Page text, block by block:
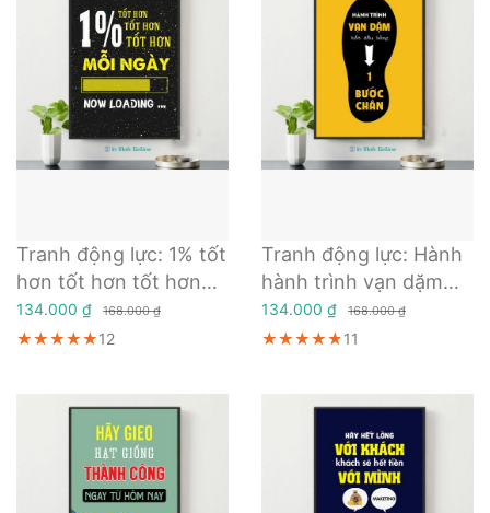
Tranh động lực: 1% tốt
hơn tốt hơn tốt hơn
Mỗi ngày
134.000 ₫ 168.000 ₫
★★★★★
★★★★★
★★★★★12
Tranh động lực: Hành
hành trình vạn dặm
bắt đầu từ một bước
chân
134.000 ₫ 168.000 ₫
★★★★★
★★★★★
★★★★★11